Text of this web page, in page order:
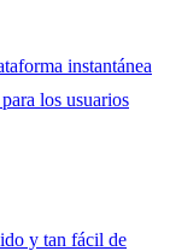
instantánea
los usuarios
y tan fácil de